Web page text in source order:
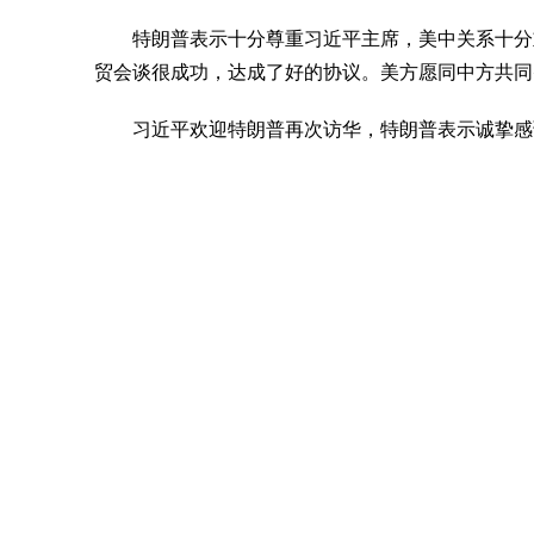
特朗普表示十分尊重习近平主席，美中关系十
贸会谈很成功，达成了好的协议。美方愿同中方共
习近平欢迎特朗普再次访华，特朗普表示诚挚